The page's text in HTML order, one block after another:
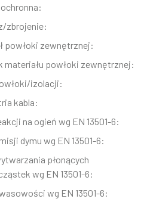
zbrojenie:
powłoki zewnętrznej:
materiału powłoki zewnętrznej:
izolacji:
kabla:
na ogień wg EN 13501-6:
dymu wg EN 13501-6:
płonących
wg EN 13501-6:
wg EN 13501-6: